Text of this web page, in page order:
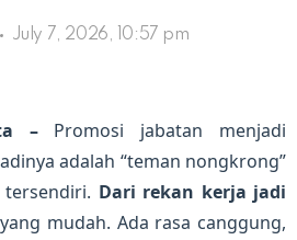
July 7, 2026, 10:57 pm
– Promosi jabatan menjadi
adalah “teman nongkrong”
Dari rekan kerja jadi
mudah. Ada rasa canggung,